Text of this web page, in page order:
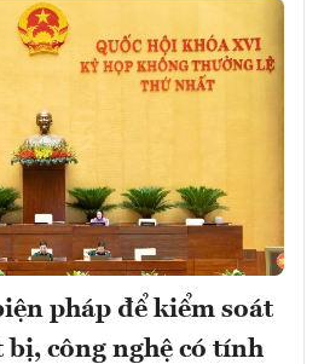
pháp để kiểm soát
công nghệ có tính